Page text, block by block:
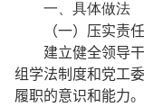
一、具体做法
（一）压实责
建立健全领导
组学法制度和党工
履职的意识和能力